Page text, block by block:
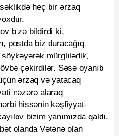
heç bir ərzaq
bizə bildirdi ki,
postda biz duracağıq.
mürgülədik,
çəkirdilər. Səsə oyanıb
ərzaq və yatacaq
nəzərə alaraq
hissənin kəşfiyyat-
bizim yanımızda qaldı.
olanda Vətənə olan